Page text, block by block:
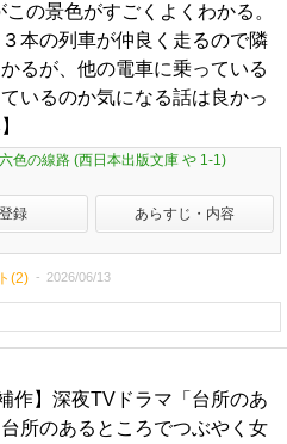
の景色がすごくよくわかる。
本の列車が仲良く走るので隣
るが、他の電車に乗っている
いるのか気になる話は良かっ
色の線路 (西日本出版文庫 や 1-1)
録 あらすじ・内容
(2) 2026/06/13
作】深夜TVドラマ「台所のあ
所のあるところでつぶやく女